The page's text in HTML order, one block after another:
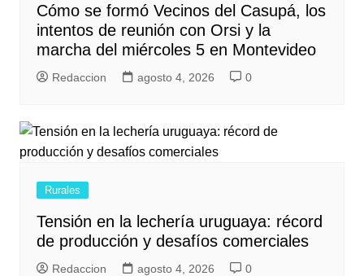
Cómo se formó Vecinos del Casupá, los
intentos de reunión con Orsi y la
marcha del miércoles 5 en Montevideo
Redaccion agosto 4, 2026 0
Rurales
Tensión en la lechería uruguaya: récord
de producción y desafíos comerciales
Redaccion agosto 4, 2026 0